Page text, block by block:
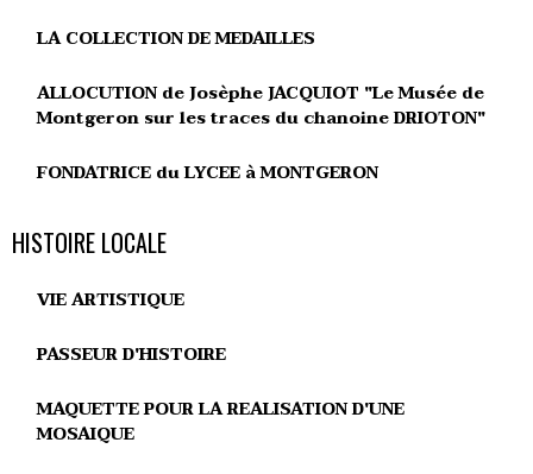
LA COLLECTION DE MEDAILLES
ALLOCUTION de Josèphe JACQUIOT "Le Musée de
Montgeron sur les traces du chanoine DRIOTON"
FONDATRICE du LYCEE à MONTGERON
HISTOIRE LOCALE
VIE ARTISTIQUE
PASSEUR D'HISTOIRE
MAQUETTE POUR LA REALISATION D'UNE
MOSAIQUE